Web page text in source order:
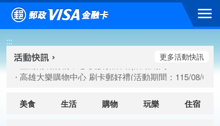
跳到主要內容區塊
:::
臺南南紡購物中心 夏折扣活動(活動期間：115/08/10-
新竹遠東巨城購物中心 2026巨城年中慶夏日BIG好刷(
臺南南紡購物中心 夏折扣活動(活動期間：115/08/10-
高雄大樂購物中心 刷卡郵好禮(活動期間：115/08/07-
更多活動快訊
美食 生活 購物 玩樂 住宿